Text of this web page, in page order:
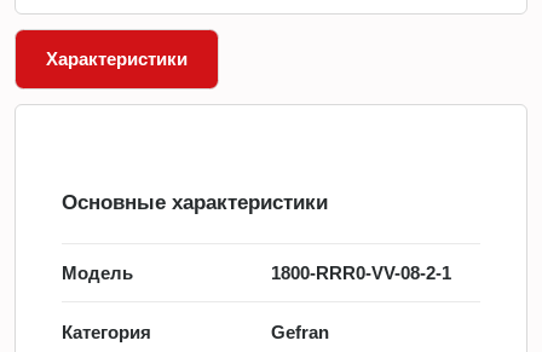
Характеристики
Основные характеристики
Модель 1800-RRR0-VV-08-2-1
Категория Gefran